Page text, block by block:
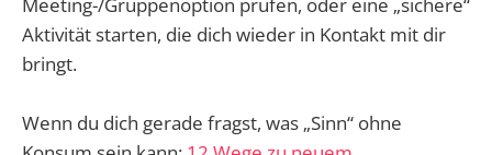
Aktivität starten, die dich wieder in Kontakt mit dir
bringt.
Wenn du dich gerade fragst, was „Sinn“ ohne